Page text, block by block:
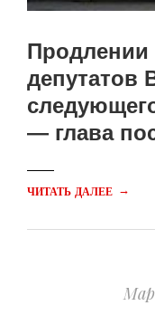
Продлении
депутатов
— глава
ЧИТАТЬ ДАЛЕЕ →